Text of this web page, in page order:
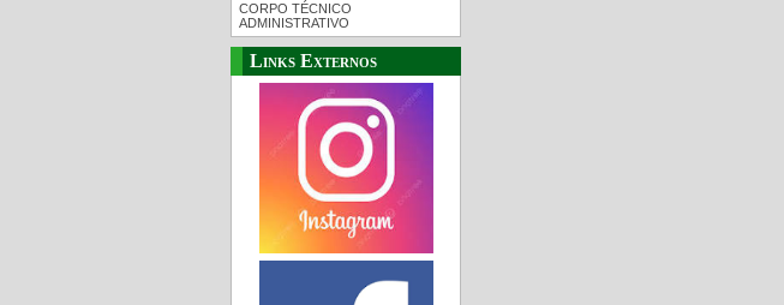
CORPO TÉCNICO
ADMINISTRATIVO
Links Externos